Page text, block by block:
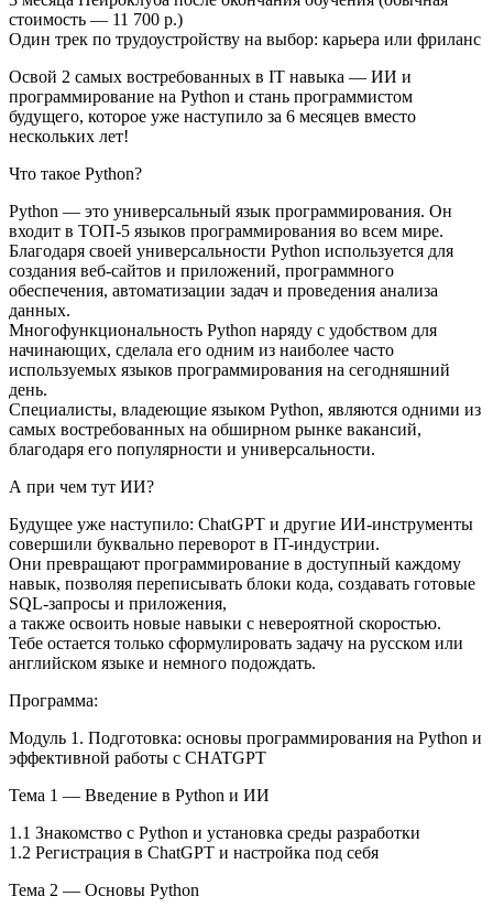
стоимость — 11 700 р.)
Один трек по трудоустройству на выбор: карьера или фриланс
Освой 2 самых востребованных в IT навыка — ИИ и
программирование на Python и стань программистом
будущего, которое уже наступило за 6 месяцев вместо
нескольких лет!
Что такое Python?
Python — это универсальный язык программирования. Он
входит в ТОП-5 языков программирования во всем мире.
Благодаря своей универсальности Python используется для
создания веб-сайтов и приложений, программного
обеспечения, автоматизации задач и проведения анализа
данных.
Многофункциональность Python наряду с удобством для
начинающих, сделала его одним из наиболее часто
используемых языков программирования на сегодняшний
день.
Специалисты, владеющие языком Python, являются одними из
самых востребованных на обширном рынке вакансий,
благодаря его популярности и универсальности.
А при чем тут ИИ?
Будущее уже наступило: ChatGPT и другие ИИ-инструменты
совершили буквально переворот в IT-индустрии.
Они превращают программирование в доступный каждому
навык, позволяя переписывать блоки кода, создавать готовые
SQL-запросы и приложения,
а также освоить новые навыки с невероятной скоростью.
Тебе остается только сформулировать задачу на русском или
английском языке и немного подождать.
Программа:
Модуль 1. Подготовка: основы программирования на Python и
эффективной работы с CHATGPT
Тема 1 — Введение в Python и ИИ
1.1 Знакомство с Python и установка среды разработки
1.2 Регистрация в ChatGPT и настройка под себя
Тема 2 — Основы Python